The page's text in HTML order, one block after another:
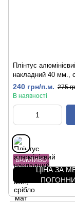
Плінтус
накладний 40 мм.,
240 грн/п.м. 275
В наявності
ВАЖЛИВО
ЦІНА ЗА